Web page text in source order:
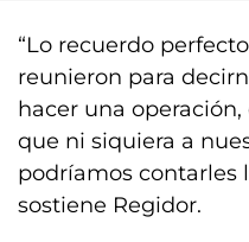
“Lo recuerdo
reunieron para
hacer una
que ni siquiera a
podríamos contarles
sostiene Regidor.